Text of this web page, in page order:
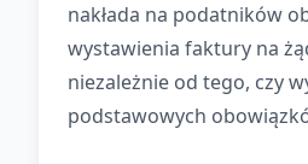
nakłada na podatników
wystawienia faktury na
niezależnie od tego, czy
podstawowych